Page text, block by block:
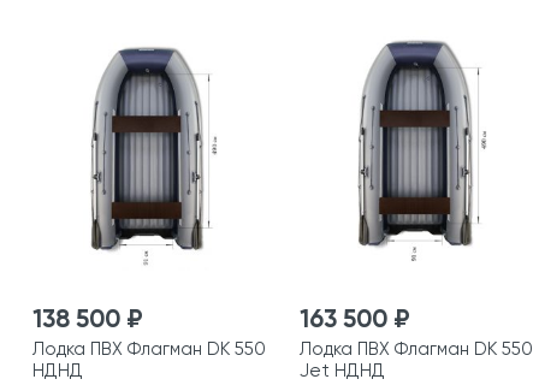
138 500 ₽
Лодка ПВХ Флагман DK 550
НДНД
163 500 ₽
Лодка ПВХ Флагман DK 550
Jet НДНД